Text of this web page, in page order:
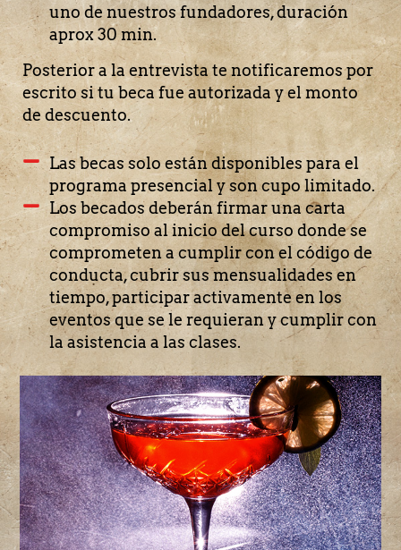
uno de nuestros fundadores, duración
aprox 30 min.
Posterior a la entrevista te notificaremos por
escrito si tu beca fue autorizada y el monto
de descuento.
Las becas solo están disponibles para el
programa presencial y son cupo limitado.
Los becados deberán firmar una carta
compromiso al inicio del curso donde se
comprometen a cumplir con el código de
conducta, cubrir sus mensualidades en
tiempo, participar activamente en los
eventos que se le requieran y cumplir con
la asistencia a las clases.